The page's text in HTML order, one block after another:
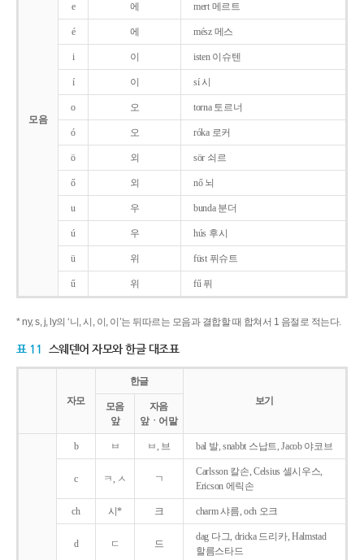
모음
e 에 mert 메르트
é 에 mész 메스
i 이 isten 이슈텐
í 이 sí 시
o 오 torna 토르너
ó 오 róka 로커
ö 외 sör 쇠르
ő 외 nő 뇌
u 우 bunda 분더
ú 우 hús 후시
ü 위 füst 퓌슈트
ű 위 fű 퓌
* ny, s, j, ly의 ‘니, 시, 이, 이’는 뒤따르는 모음과 결합할 때 합쳐서 1 음절로 적는다.
표 11 스웨덴어 자모와 한글 대조표
자모
한글
보기
모음
앞
자음
앞ㆍ어말
b ㅂ ㅂ, 브 bal 발, snabbt 스납트, Jacob 야코브
c ㅋ, ㅅ ㄱ
Carlsson 칼손, Celsius 셀시우스,
Ericson 에릭손
ch 시* 크 charm 샤름, och 오크
d ㄷ 드
dag 다그, dricka 드리카, Halmstad
할름스타드